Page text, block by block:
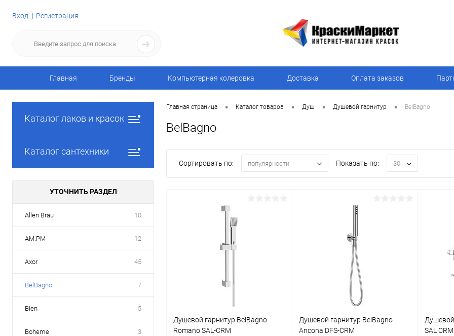
Вход Регистрация
Главная Бренды Компьютерная колеровка Доставка Оплата заказов
Каталог лаков и красок
Каталог сантехники
УТОЧНИТЬ РАЗДЕЛ
Allen Brau 10
AM.PM 12
Axor 45
BelBagno 7
Bien 5
Boheme 3
Главная страница • Каталог товаров • Душ • Душевой гарнитур • BelBagno
BelBagno
Сортировать по: популярности Показать по: 30
Душевой гарнитур BelBagno
Romano SAL-CRM
Душевой гарнитур BelBagno
Ancona DFS-CRM
SAL CRM